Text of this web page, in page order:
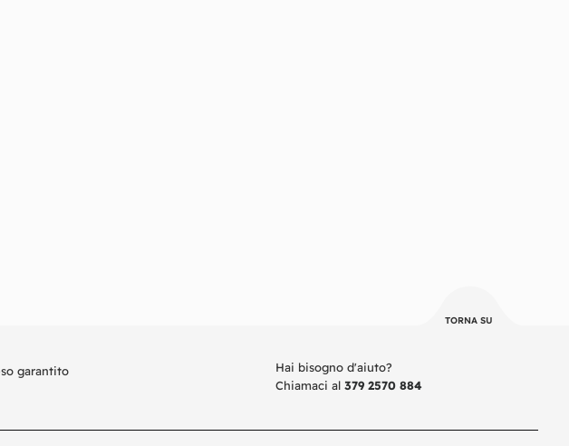
TORNA SU
garantito
Hai bisogno d'aiuto?
Chiamaci al 379 2570 884